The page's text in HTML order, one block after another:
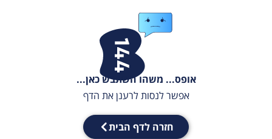
אופס... משהו השתבש כאן...
אפשר לנסות לרענן את הדף
חזרה לדף הבית